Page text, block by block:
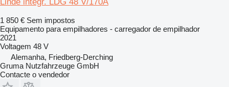
1 850 € Sem impostos
Equipamento para empilhadores - carregador de empilhador
2021
Voltagem 48 V
Alemanha, Friedberg-Derching
Gruma Nutzfahrzeuge GmbH
Contacte o vendedor